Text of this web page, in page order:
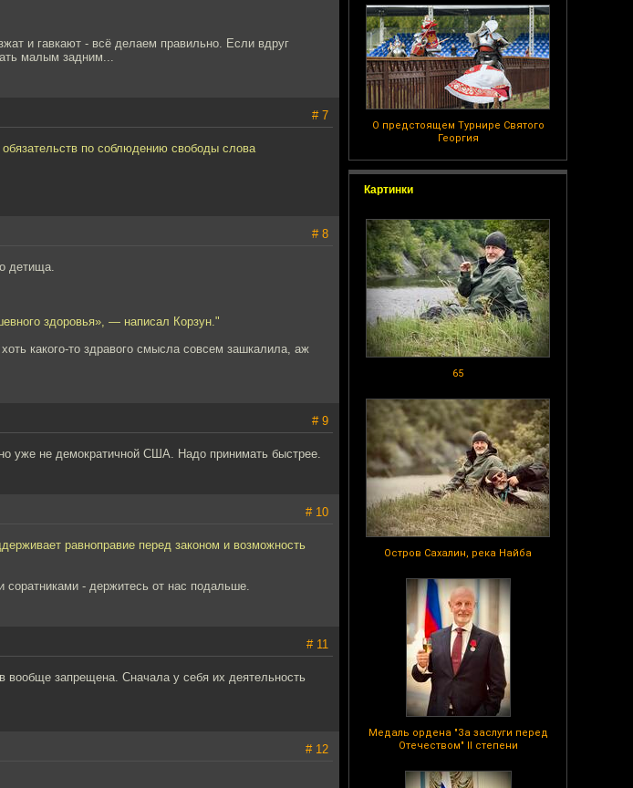
О предстоящем Турнире Святого
Георгия
Картинки
65
Остров Сахалин, река Найба
Медаль ордена "За заслуги перед
Отечеством" II степени
и гавкают - всё делаем правильно. Если вдруг
малым задним...
# 7
по соблюдению свободы слова
# 8
детища.
здоровья», — написал Корзун."
какого-то здравого смысла совсем зашкалила, аж
# 9
уже не демократичной США. Надо принимать быстрее.
# 10
равноправие перед законом и возможность
- держитесь от нас подальше.
# 11
вообще запрещена. Сначала у себя их деятельность
# 12